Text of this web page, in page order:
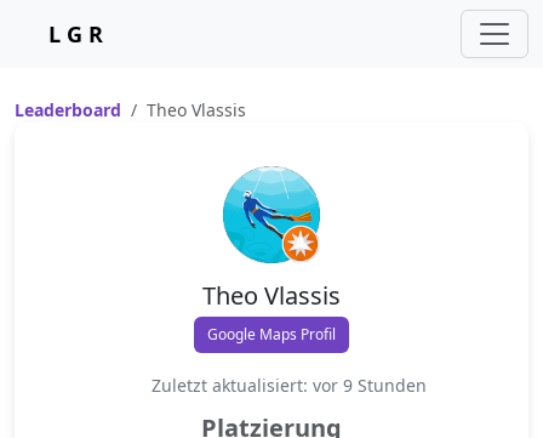
L G R
Leaderboard Theo Vlassis
Theo Vlassis
Google Maps Profil
Zuletzt aktualisiert: vor 9 Stunden
Platzierung